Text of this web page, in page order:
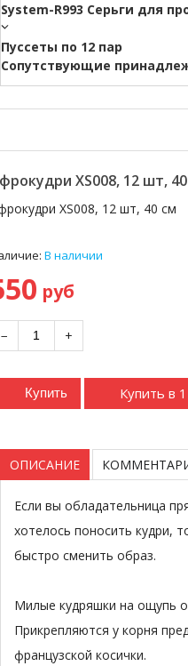
System-R993 Серьги для
Пуссеты по 12 пар
Cопутствующие
XS008, 12 шт,
XS008, 12 шт, 40 см
В наличии
руб
− +
Купить Купить в
ОПИСАНИЕ
Если вы обладательница
хотелось поносить кудри,
быстро сменить образ.
Милые кудряшки на ощупь
Прикрепляются у корня
французской косички.